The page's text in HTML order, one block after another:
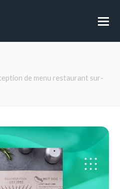
de menu restaurant sur-